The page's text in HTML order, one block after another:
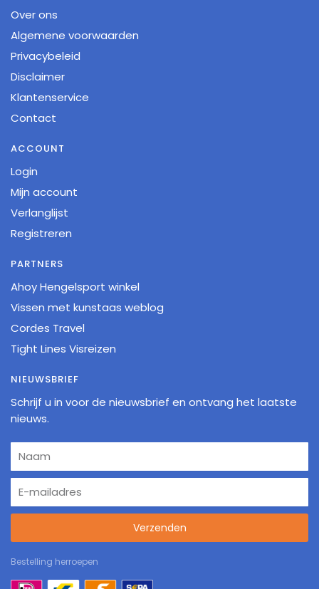
Over ons
Algemene voorwaarden
Privacybeleid
Disclaimer
Klantenservice
Contact
ACCOUNT
Login
Mijn account
Verlanglijst
Registreren
PARTNERS
Ahoy Hengelsport winkel
Vissen met kunstaas weblog
Cordes Travel
Tight Lines Visreizen
NIEUWSBRIEF
Schrijf u in voor de nieuwsbrief en ontvang het laatste
nieuws.
Verzenden
Bestelling herroepen